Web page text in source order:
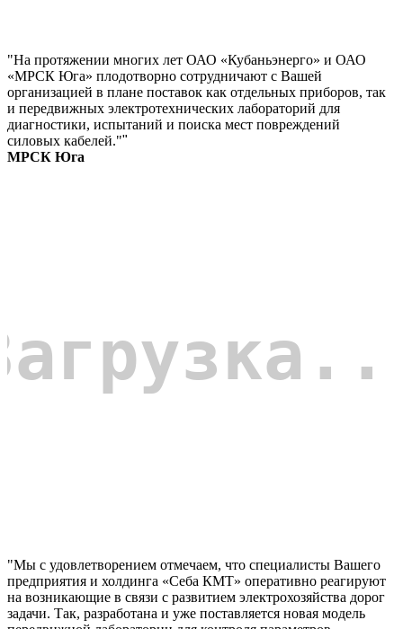
"На протяжении многих лет ОАО «Кубаньэнерго» и ОАО
«МРСК Юга» плодотворно сотрудничают с Вашей
организацией в плане поставок как отдельных приборов, так
и передвижных электротехнических лабораторий для
диагностики, испытаний и поиска мест повреждений
силовых кабелей.""
МРСК Юга
"Мы с удовлетворением отмечаем, что специалисты Вашего
предприятия и холдинга «Себа КМТ» оперативно реагируют
на возникающие в связи с развитием электрохозяйства дорог
задачи. Так, разработана и уже поставляется новая модель